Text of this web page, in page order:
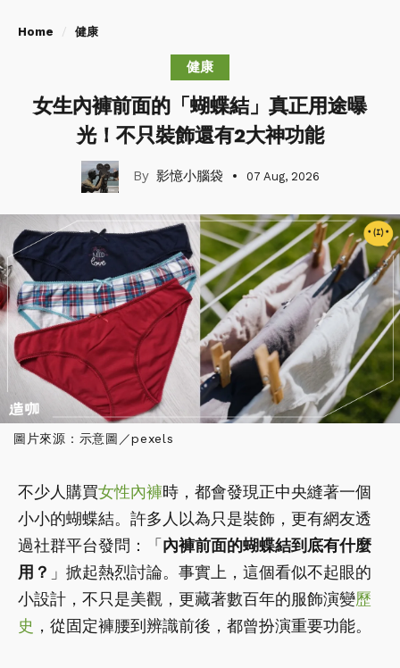
Home 健康
健康
女生內褲前面的「蝴蝶結」真正用途曝
光！不只裝飾還有2大神功能
影憶小腦袋 07 Aug, 2026
圖片來源：示意圖／pexels
不少人購買女性內褲時，都會發現正中央縫著一個
小小的蝴蝶結。許多人以為只是裝飾，更有網友透
過社群平台發問：「 內褲前面的蝴蝶結到底有什麼
用？ 」掀起熱烈討論。事實上，這個看似不起眼的
小設計，不只是美觀，更藏著數百年的服飾演變歷
史 ，從固定褲腰到辨識前後，都曾扮演重要功能。